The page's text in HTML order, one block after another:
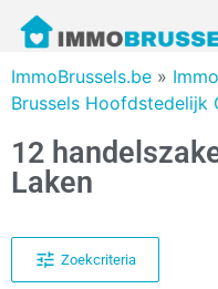
ImmoBrussels.be »
Brussels Hoofdstedelijk
12
Laken
Zoekcriteria